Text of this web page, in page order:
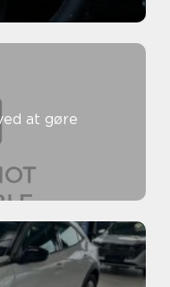
at gøre